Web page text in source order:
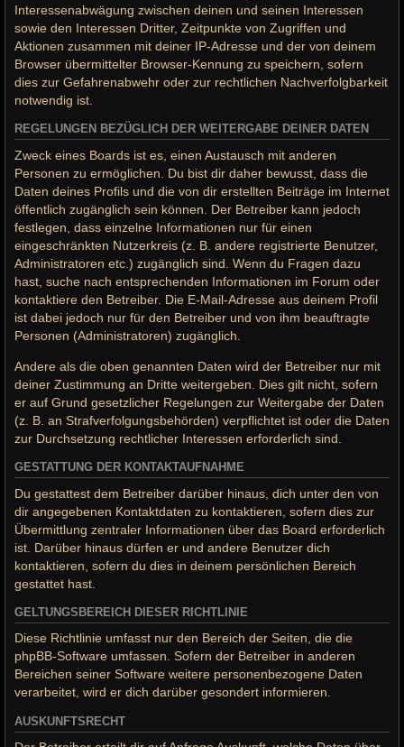
Interessenabwägung zwischen deinen und seinen Interessen
sowie den Interessen Dritter, Zeitpunkte von Zugriffen und
Aktionen zusammen mit deiner IP-Adresse und der von deinem
Browser übermittelter Browser-Kennung zu speichern, sofern
dies zur Gefahrenabwehr oder zur rechtlichen Nachverfolgbarkeit
notwendig ist.
REGELUNGEN BEZÜGLICH DER WEITERGABE DEINER DATEN
Zweck eines Boards ist es, einen Austausch mit anderen
Personen zu ermöglichen. Du bist dir daher bewusst, dass die
Daten deines Profils und die von dir erstellten Beiträge im Internet
öffentlich zugänglich sein können. Der Betreiber kann jedoch
festlegen, dass einzelne Informationen nur für einen
eingeschränkten Nutzerkreis (z. B. andere registrierte Benutzer,
Administratoren etc.) zugänglich sind. Wenn du Fragen dazu
hast, suche nach entsprechenden Informationen im Forum oder
kontaktiere den Betreiber. Die E-Mail-Adresse aus deinem Profil
ist dabei jedoch nur für den Betreiber und von ihm beauftragte
Personen (Administratoren) zugänglich.
Andere als die oben genannten Daten wird der Betreiber nur mit
deiner Zustimmung an Dritte weitergeben. Dies gilt nicht, sofern
er auf Grund gesetzlicher Regelungen zur Weitergabe der Daten
(z. B. an Strafverfolgungsbehörden) verpflichtet ist oder die Daten
zur Durchsetzung rechtlicher Interessen erforderlich sind.
GESTATTUNG DER KONTAKTAUFNAHME
Du gestattest dem Betreiber darüber hinaus, dich unter den von
dir angegebenen Kontaktdaten zu kontaktieren, sofern dies zur
Übermittlung zentraler Informationen über das Board erforderlich
ist. Darüber hinaus dürfen er und andere Benutzer dich
kontaktieren, sofern du dies in deinem persönlichen Bereich
gestattet hast.
GELTUNGSBEREICH DIESER RICHTLINIE
Diese Richtlinie umfasst nur den Bereich der Seiten, die die
phpBB-Software umfassen. Sofern der Betreiber in anderen
Bereichen seiner Software weitere personenbezogene Daten
verarbeitet, wird er dich darüber gesondert informieren.
AUSKUNFTSRECHT